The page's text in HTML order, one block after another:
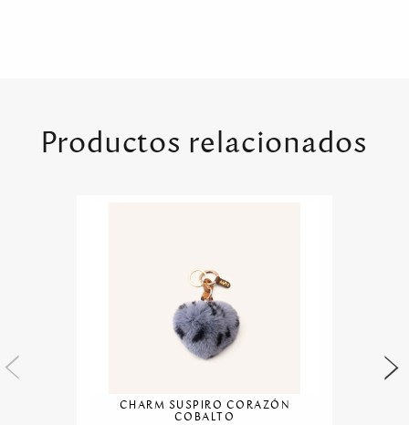
Productos relacionados
CHARM SUSPIRO CORAZÓN
COBALTO